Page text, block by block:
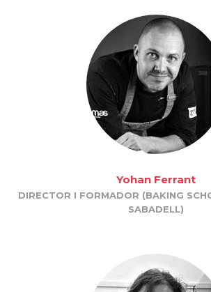
Yohan Ferrant
DIRECTOR I FORMADOR (BAKING
SABADELL)